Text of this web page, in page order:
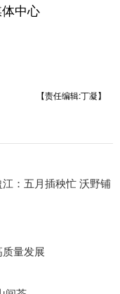
中心
【责任编辑:丁凝】
：五月插秧忙 沃野铺
量发展